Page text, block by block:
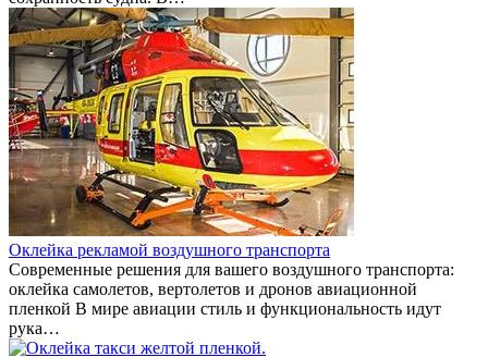
Оклейка рекламой воздушного транспорта
Современные решения для вашего воздушного транспорта:
оклейка самолетов, вертолетов и дронов авиационной
пленкой В мире авиации стиль и функциональность идут
рука…